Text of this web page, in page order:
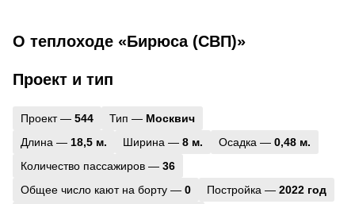
О теплоходе «Бирюса (СВП)»
Проект и тип
Проект — 544 Тип — Москвич
Длина — 18,5 м. Ширина — 8 м. Осадка — 0,48 м.
Количество пассажиров — 36
Общее число кают на борту — 0 Постройка — 2022 год